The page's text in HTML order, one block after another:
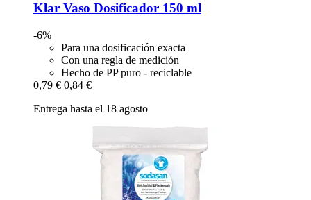
Klar Vaso Dosificador 150 ml
-6%
Para una dosificación exacta
Con una regla de medición
Hecho de PP puro - reciclable
0,79 € 0,84 €
Entrega hasta el 18 agosto